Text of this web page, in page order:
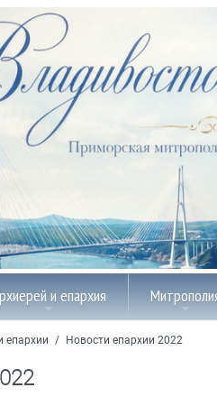
и епархия
епархии / Новости епархии 2022